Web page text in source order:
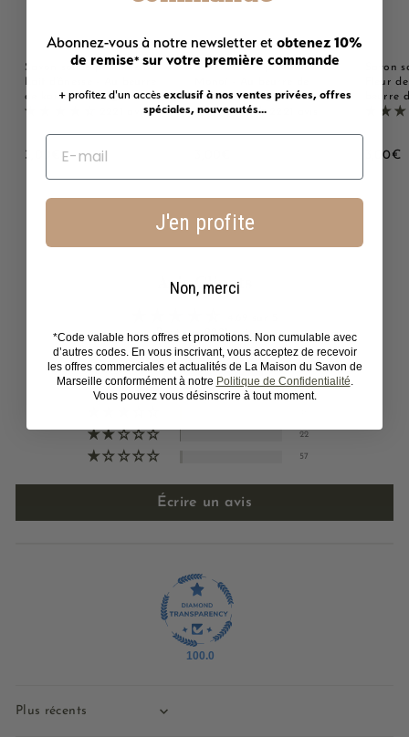
Savon solide parfumé au
de karité bio 125g
2221 avis
3,00€
3
Savon solide parfumé
karité bio 125g
€
Savon
Fleur
beurre
3,00€3
Avis Clients
Basé sur 2221 avis
1790
306
22
57
Écrire un avis
100.0
Sort by
Abonnez-vous à notre newsletter et obtenez 10%
de remise*sur votre première commande
+ profitez d'un accès exclusif à nos ventes privées, offres
spéciales, nouveautés...
J'en profite
Non, merci
*Code valable hors offres et promotions. Non cumulable avec
d’autres codes. En vous inscrivant, vous acceptez de recevoir
les offres commerciales et actualités de La Maison du Savon de
Marseille conformément à notre Politique de Confidentialité
Vous pouvez vous désinscrire à tout moment.